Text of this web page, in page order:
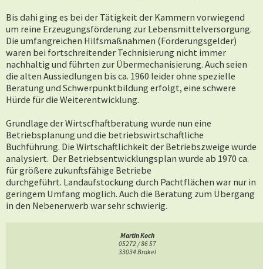
Bis dahi ging es bei der Tätigkeit der Kammern vorwiegend
um reine Erzeugungsförderung zur Lebensmittelversorgung.
Die umfangreichen Hilfsmaßnahmen (Förderungsgelder)
waren bei fortschreitender Technisierung nicht immer
nachhaltig und führten zur Übermechanisierung. Auch seien
die alten Aussiedlungen bis ca. 1960 leider ohne spezielle
Beratung und Schwerpunktbildung erfolgt, eine schwere
Hürde für die Weiterentwicklung.
Grundlage der Wirtscfhaftberatung wurde nun eine
Betriebsplanung und die betriebswirtschaftliche
Buchführung. Die Wirtschaftlichkeit der Betriebszweige wurde
analysiert. Der Betriebsentwicklungsplan wurde ab 1970 ca.
für größere zukunftsfähige Betriebe
durchgeführt. Landaufstockung durch Pachtflächen war nur in
geringem Umfang möglich. Auch die Beratung zum Übergang
in den Nebenerwerb war sehr schwierig.
die Größenklasse 10-20 ha, erst
der Schwerpunkt bei der Größenklasse 20-50 ha. Und über 50
Martin Koch
05272 / 86 57
33034 Brakel